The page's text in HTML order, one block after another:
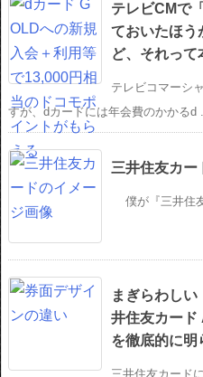
テレビCMで
ておいたほう
ど、それって
テレビコマーシ
すが、dカードには年会費のかかるd
三井住友カー
僕が『三井住
まぎらわし
井住友カード
を徹底的に明
三井住友カード